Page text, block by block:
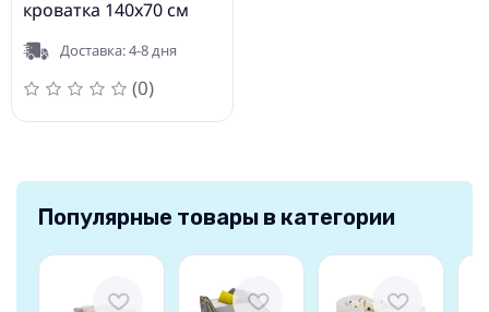
кроватка 140x70 см
Доставка: 4-8 дня
(0)
Популярные товары в категории